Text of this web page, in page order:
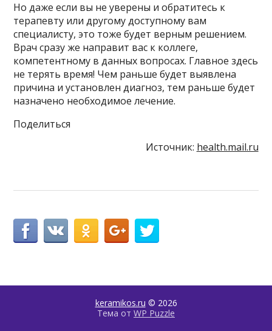
Но даже если вы не уверены и обратитесь к
терапевту или другому доступному вам
специалисту, это тоже будет верным решением.
Врач сразу же направит вас к коллеге,
компетентному в данных вопросах. Главное здесь
не терять время! Чем раньше будет выявлена
причина и установлен диагноз, тем раньше будет
назначено необходимое лечение.
Поделиться
Источник: health.mail.ru
keramikos.ru © 2026
Тема от WP Puzzle